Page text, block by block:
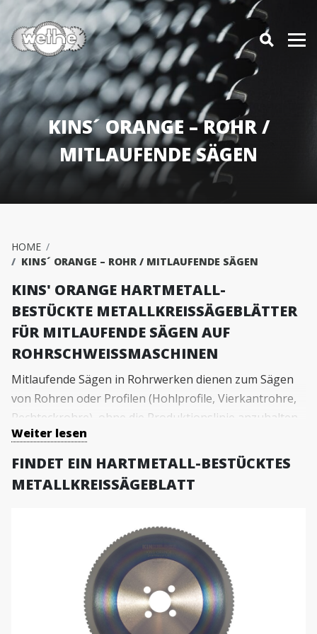
KINS´ ORANGE – ROHR /
MITLAUFENDE SÄGEN
HOME
KINS´ ORANGE – ROHR / MITLAUFENDE SÄGEN
KINS' ORANGE HARTMETALL-
BESTÜCKTE METALLKREISSÄGEBLÄTTER
FÜR MITLAUFENDE SÄGEN AUF
ROHRSCHWEISSMASCHINEN
Mitlaufende Sägen in Rohrwerken dienen zum Sägen
von Rohren oder Profilen (Hohlprofile, Vierkantrohre,
Rechteckrohre), ohne die Produktionslinie anzuhalten
oder zu verlangsamen. Dies ermöglicht eine optimale
Produktion in den kontinuierlichen
Fertigungsprozessen.
Kreissägeblättern (Hartmetall), die speziell für
mitlaufende Sägen entwickelt wurden. Jedes Sägeblatt
dieser Serie ist für spezifische Schnittanforderungen
ausgelegt und gewährleistet optimale Ergebnisse:
KINS' ORANGE SpeedMaster- Entwickelt für das
Weiter lesen
FINDET EIN HARTMETALL-BESTÜCKTES
METALLKREISSÄGEBLATT